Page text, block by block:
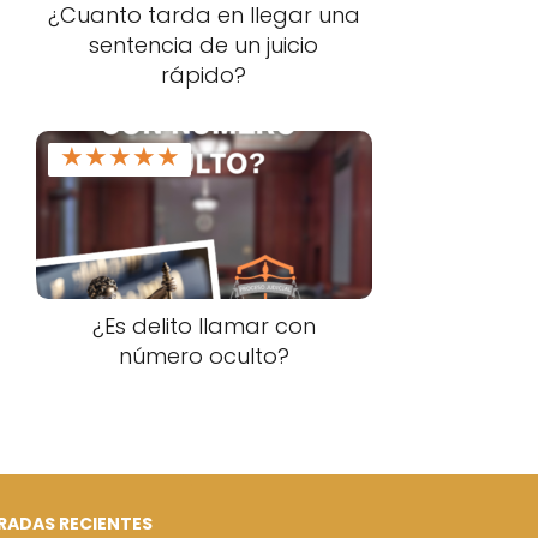
¿Cuanto tarda en llegar una
sentencia de un juicio
rápido?
★★★★★
¿Es delito llamar con
número oculto?
RECIENTES